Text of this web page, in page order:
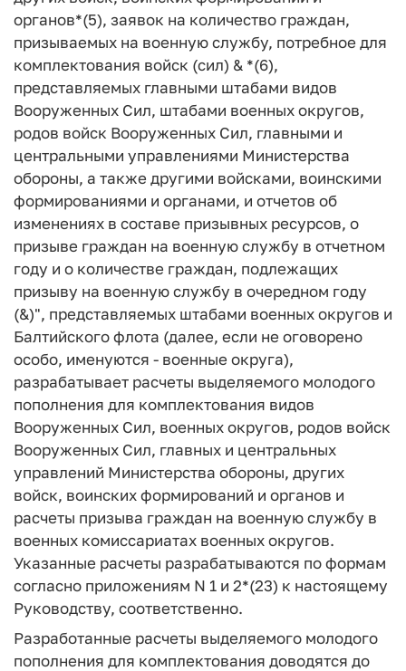
органов*(5), заявок на количество граждан,
призываемых на военную службу, потребное для
комплектования войск (сил) & *(6),
представляемых главными штабами видов
Вооруженных Сил, штабами военных округов,
родов войск Вооруженных Сил, главными и
центральными управлениями Министерства
обороны, а также другими войсками, воинскими
формированиями и органами, и отчетов об
изменениях в составе призывных ресурсов, о
призыве граждан на военную службу в отчетном
году и о количестве граждан, подлежащих
призыву на военную службу в очередном году
(&)", представляемых штабами военных округов и
Балтийского флота (далее, если не оговорено
особо, именуются - военные округа),
разрабатывает расчеты выделяемого молодого
пополнения для комплектования видов
Вооруженных Сил, военных округов, родов войск
Вооруженных Сил, главных и центральных
управлений Министерства обороны, других
войск, воинских формирований и органов и
расчеты призыва граждан на военную службу в
военных комиссариатах военных округов.
Указанные расчеты разрабатываются по формам
согласно приложениям N 1 и 2*(23) к настоящему
Руководству, соответственно.
Разработанные расчеты выделяемого молодого
пополнения для комплектования доводятся до